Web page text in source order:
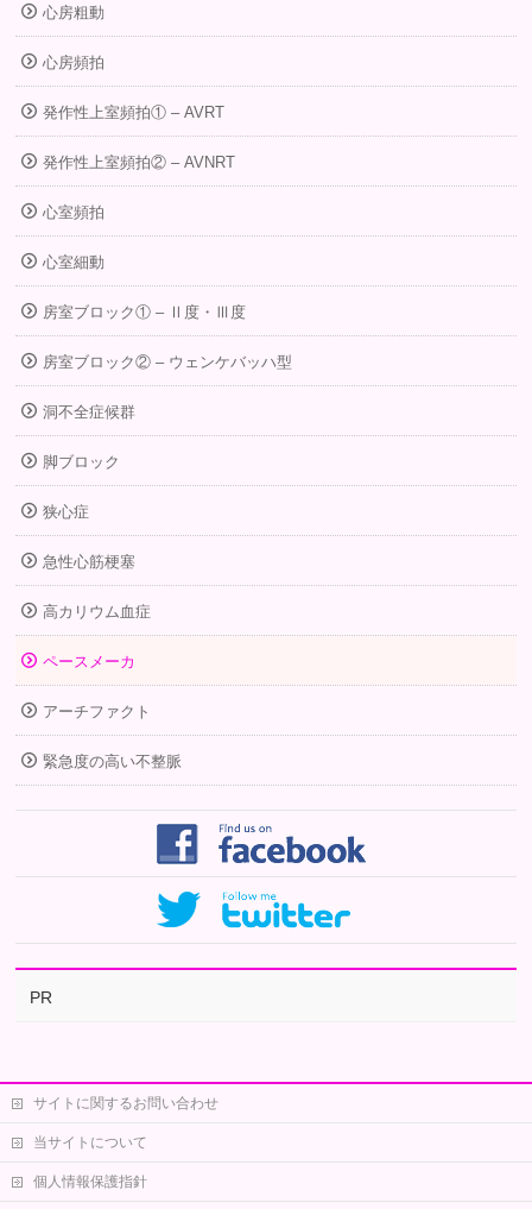
心房粗動
心房頻拍
発作性上室頻拍① – AVRT
発作性上室頻拍② – AVNRT
心室頻拍
心室細動
房室ブロック① – Ⅱ度・Ⅲ度
房室ブロック② – ウェンケバッハ型
洞不全症候群
脚ブロック
狭心症
急性心筋梗塞
高カリウム血症
ペースメーカ
アーチファクト
緊急度の高い不整脈
PR
サイトに関するお問い合わせ
当サイトについて
個人情報保護指針